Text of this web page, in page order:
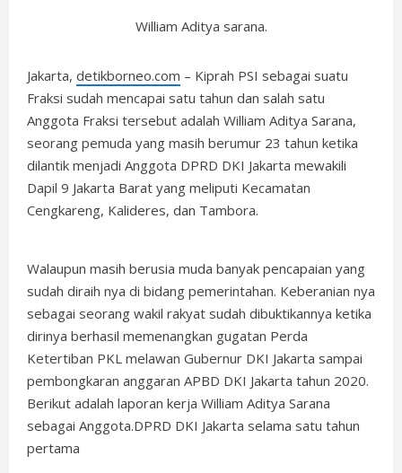
William Aditya sarana.
Jakarta, detikborneo.com – Kiprah PSI sebagai suatu
Fraksi sudah mencapai satu tahun dan salah satu
Anggota Fraksi tersebut adalah William Aditya Sarana,
seorang pemuda yang masih berumur 23 tahun ketika
dilantik menjadi Anggota DPRD DKI Jakarta mewakili
Dapil 9 Jakarta Barat yang meliputi Kecamatan
Cengkareng, Kalideres, dan Tambora.
Walaupun masih berusia muda banyak pencapaian yang
sudah diraih nya di bidang pemerintahan. Keberanian nya
sebagai seorang wakil rakyat sudah dibuktikannya ketika
dirinya berhasil memenangkan gugatan Perda
Ketertiban PKL melawan Gubernur DKI Jakarta sampai
pembongkaran anggaran APBD DKI Jakarta tahun 2020.
Berikut adalah laporan kerja William Aditya Sarana
sebagai Anggota.DPRD DKI Jakarta selama satu tahun
pertama